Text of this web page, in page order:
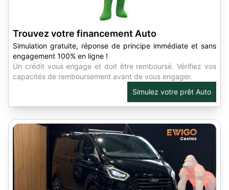
Trouvez votre financement Auto
Simulation gratuite, réponse de principe immédiate et sans
engagement 100% en ligne !
Un crédit vous engage et doit être remboursé. Vérifiez vos
capacités de remboursement avant de vous engager.
Simulez votre prêt Auto